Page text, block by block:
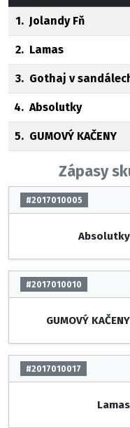
1. Jolandy Fň
2. Lamas
3. Gothaj v
4. Absolutky
5. GUMOVÝ KAČENY
Zápasy
#2017010005
Absolutky
#2017010010
GUMOVÝ KAČENY
#2017010017
Lamas